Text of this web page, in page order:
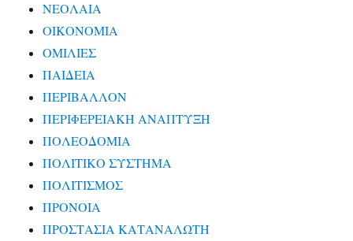
ΝΕΟΛΑΙΑ
ΟΙΚΟΝΟΜΙΑ
ΟΜΙΛΙΕΣ
ΠΑΙΔΕΙΑ
ΠΕΡΙΒΑΛΛΟΝ
ΠΕΡΙΦΕΡΕΙΑΚΗ ΑΝΑΠΤΥΞΗ
ΠΟΛΕΟΔΟΜΙΑ
ΠΟΛΙΤΙΚΟ ΣΥΣΤΗΜΑ
ΠΟΛΙΤΙΣΜΟΣ
ΠΡΟΝΟΙΑ
ΠΡΟΣΤΑΣΙΑ ΚΑΤΑΝΑΛΩΤΗ